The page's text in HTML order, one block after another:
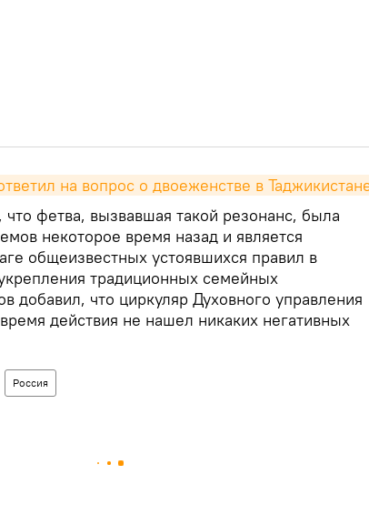
на вопрос о двоеженстве в
что фетва, вызвавшая такой резонанс, была
некоторое время назад и является
общеизвестных устоявшихся правил в
традиционных семейных
добавил, что циркуляр Духовного управления
действия не нашел никаких негативных
Россия